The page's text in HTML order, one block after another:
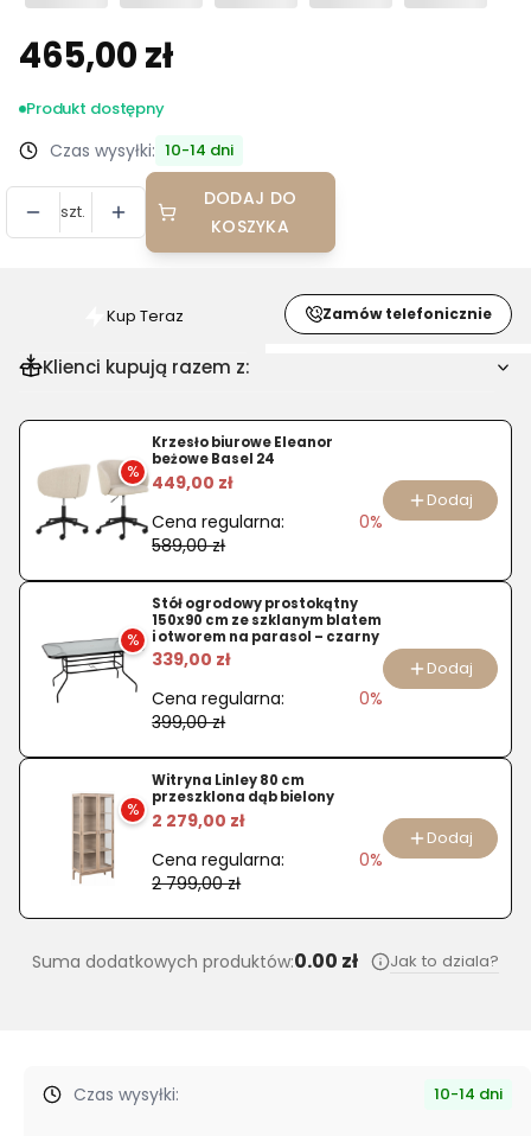
Cena
465,00 zł
Produkt dostępny
Czas wysyłki: 10-14 dni
szt.
DODAJ DO
KOSZYKA
Szybki
zakup
dla
Stół
Amadeo
II
orzech/czarny
90
Kup Teraz Zamów telefonicznie
Klienci kupują razem z:
%
Krzesło biurowe Eleanor
beżowe Basel 24
449,00 zł
Cena regularna:
589,00 zł
0%
Dodaj
%
Stół ogrodowy prostokątny
150x90 cm ze szklanym blatem
i otworem na parasol – czarny
339,00 zł
Cena regularna:
399,00 zł
0%
Dodaj
%
Witryna Linley 80 cm
przeszklona dąb bielony
2 279,00 zł
Cena regularna:
2 799,00 zł
0%
Dodaj
Suma dodatkowych produktów:0.00 zł Jak to dziala?
Czas wysyłki: 10-14 dni